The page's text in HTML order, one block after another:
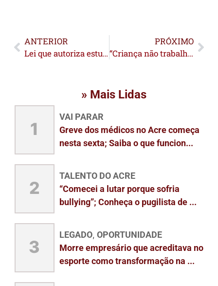
ANTERIOR
Lei que autoriza estudantes de medicina formados no exterior a realizar internato em hospitais estaduais é assinada no Acre
PRÓXIMO
“Criança não trabalha, criança dá trabalho”: Secretaria reforça campanha contra o trabalho infantil no Carnaval
» Mais Lidas
1
VAI PARAR
Greve dos médicos no Acre começa
nesta sexta; Saiba o que funcion...
2
TALENTO DO ACRE
“Comecei a lutar porque sofria
bullying”; Conheça o pugilista de ...
3
LEGADO, OPORTUNIDADE
Morre empresário que acreditava no
esporte como transformação na ...